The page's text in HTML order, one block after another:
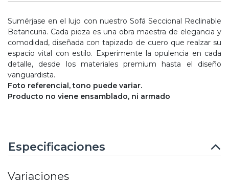
Sumérjase en el lujo con nuestro Sofá Seccional Reclinable
Betancuria. Cada pieza es una obra maestra de elegancia y
comodidad, diseñada con tapizado de cuero que realzar su
espacio vital con estilo. Experimente la opulencia en cada
detalle, desde los materiales premium hasta el diseño
vanguardista.
Foto referencial, tono puede variar.
Producto no viene ensamblado, ni armado
Especificaciones
Variaciones